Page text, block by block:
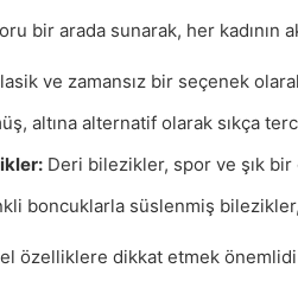
bir arada sunarak, her
ve zamansız bir seçenek
altına alternatif olarak sıkça
Deri bilezikler, spor ve şık
boncuklarla süslenmiş
özelliklere dikkat etmek